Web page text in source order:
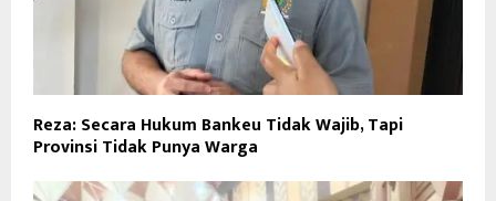
Reza: Secara Hukum Bankeu Tidak Wajib, Tapi
Provinsi Tidak Punya Warga